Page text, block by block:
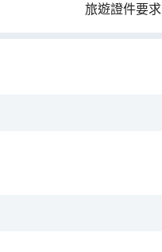
旅遊證件要求